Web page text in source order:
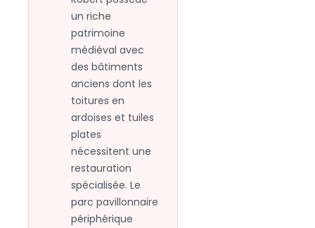
un riche
patrimoine
médiéval avec
des bâtiments
anciens dont les
toitures en
ardoises et tuiles
plates
nécessitent une
restauration
spécialisée. Le
parc pavillonnaire
périphérique